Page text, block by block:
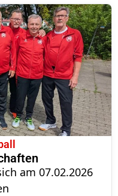
am 07.02.2026